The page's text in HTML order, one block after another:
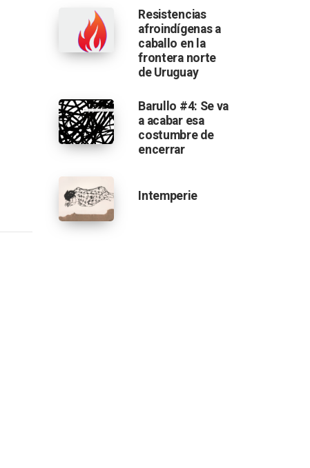
Resistencias
afroindígenas a
caballo en la
frontera norte
de Uruguay
Barullo #4: Se va
a acabar esa
costumbre de
encerrar
Intemperie